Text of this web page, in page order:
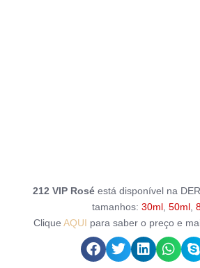
212 VIP Rosé está disponível na
tamanhos: 30ml 50ml
Clique AQUI para saber o preço e